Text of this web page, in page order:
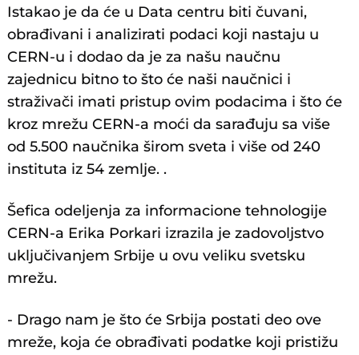
Istakao je da će u Data centru biti čuvani,
obrađivani i analizirati podaci koji nastaju u
CERN-u i dodao da je za našu naučnu
zajednicu bitno to što će naši naučnici i
straživači imati pristup ovim podacima i što će
kroz mrežu CERN-a moći da sarađuju sa više
od 5.500 naučnika širom sveta i više od 240
instituta iz 54 zemlje. .
Šefica odeljenja za informacione tehnologije
CERN-a Erika Porkari izrazila je zadovoljstvo
uključivanjem Srbije u ovu veliku svetsku
mrežu.
- Drago nam je što će Srbija postati deo ove
mreže, koja će obrađivati podatke koji pristižu